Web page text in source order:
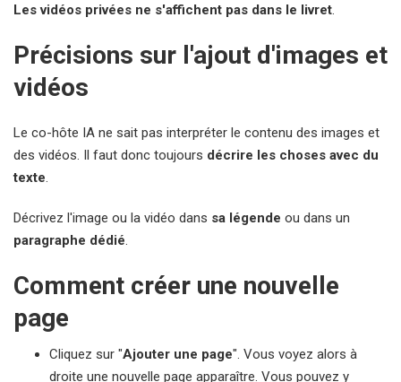
Les vidéos privées ne s'affichent pas dans le livret.
Précisions sur l'ajout d'images et
vidéos
Le co-hôte IA ne sait pas interpréter le contenu des images et
des vidéos. Il faut donc toujours décrire les choses avec du
texte.
Décrivez l'image ou la vidéo dans sa légende ou dans un
paragraphe dédié.
Comment créer une nouvelle
page
Cliquez sur "Ajouter une page". Vous voyez alors à
droite une nouvelle page apparaître. Vous pouvez y